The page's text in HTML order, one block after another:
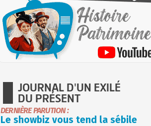
JOURNAL D'UN EXILÉ
DU PRÉSENT
DERNIÈRE PARUTION :
Le showbiz vous tend la sébile